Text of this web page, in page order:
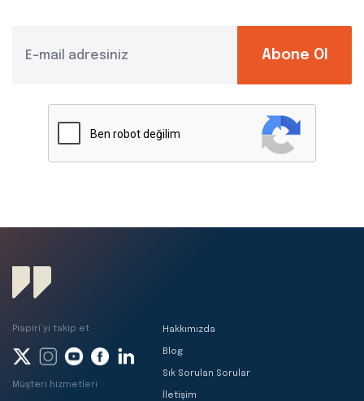
Abone Ol
Hakkımızda
Blog
Sık Sorulan Sorular
İletişim
Piapiri’yi takip et
Müşteri hizmetleri